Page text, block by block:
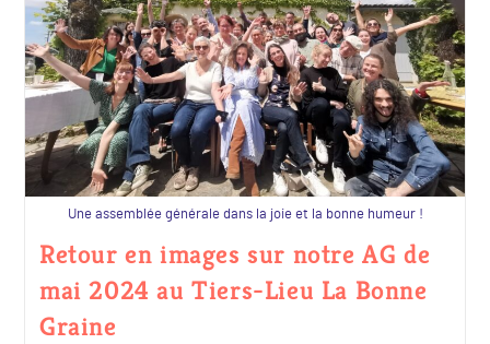
Une assemblée générale dans la joie et la bonne humeur !
Retour en images sur notre AG de
mai 2024 au Tiers-Lieu La Bonne
Graine